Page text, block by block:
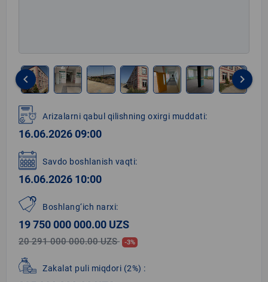
1
of
8
keyboard_arrow_left keyboard_arrow_right
Arizalarni qabul qilishning oxirgi muddati:
16.06.2026 09:00
Savdo boshlanish vaqti:
16.06.2026 10:00
Boshlang‘ich narxi:
19 750 000 000.00 UZS
20 291 000 000.00 UZS -3%
Zakalat puli miqdori (2%) :